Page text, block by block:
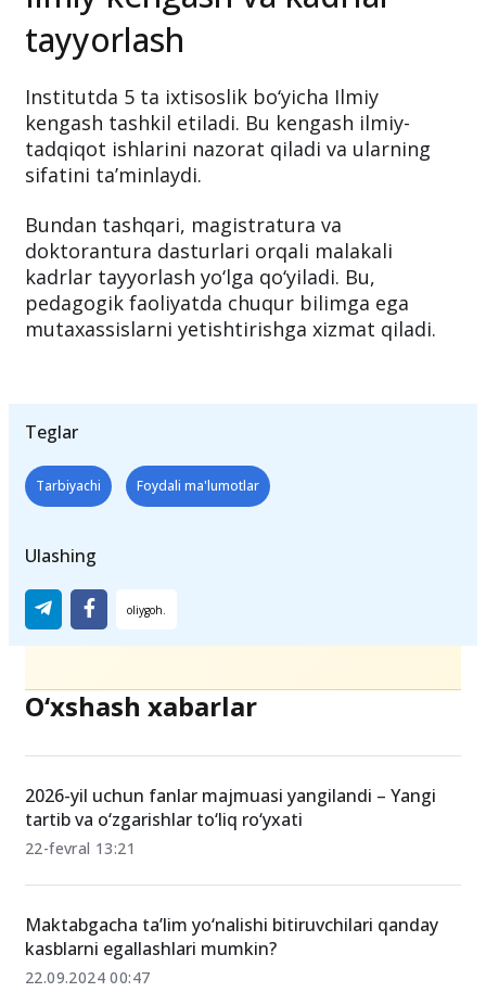
Ilmiy kengash va kadrlar
tayyorlash
Institutda 5 ta ixtisoslik bo‘yicha Ilmiy
tadqiqot ishlarini nazorat qiladi va ularning
sifatini ta’minlaydi.
Bundan tashqari, magistratura va
doktorantura dasturlari orqali malakali
Teglar
Tarbiyachi
Ulashing
O‘xshash xabarlar
tartib va o‘zgarishlar to‘liq ro‘yxati
22-fevral 13:21